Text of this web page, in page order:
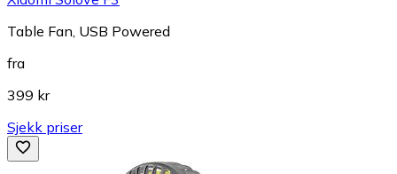
Table Fan, USB Powered
fra
399 kr
Sjekk priser